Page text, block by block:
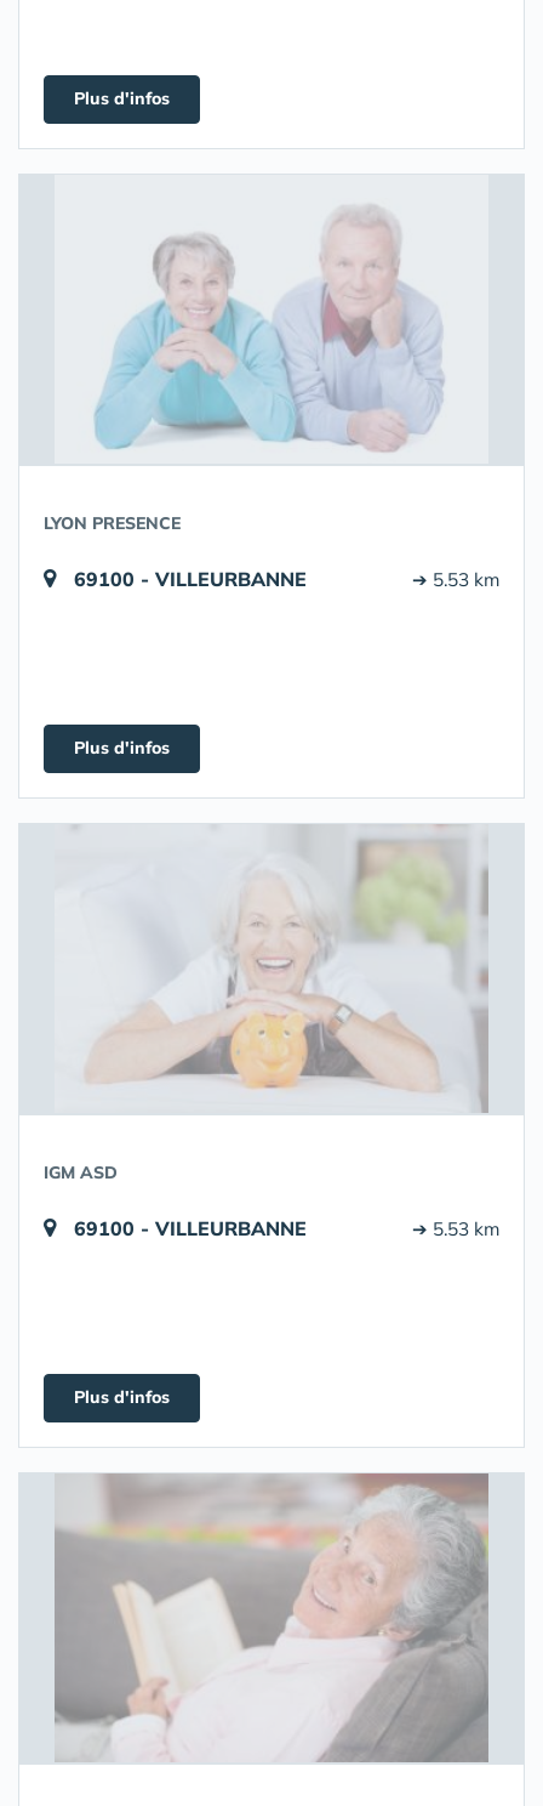
Plus d'infos
LYON PRESENCE
69100 - VILLEURBANNE ➔ 5.53 km
Plus d'infos
IGM ASD
69100 - VILLEURBANNE ➔ 5.53 km
Plus d'infos